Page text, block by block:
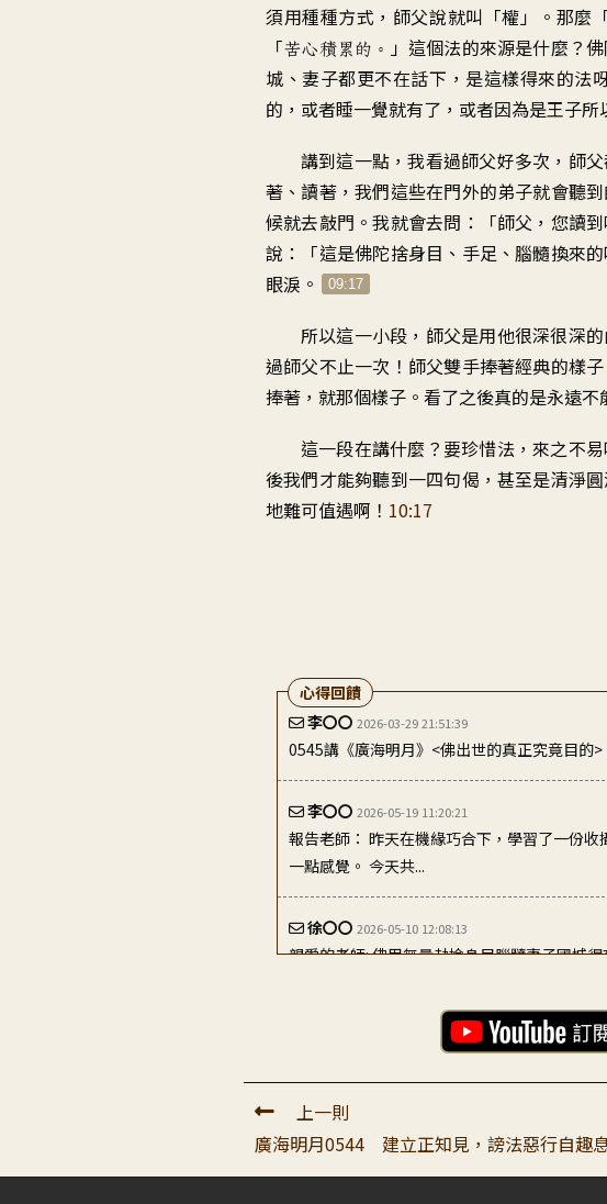
須用種種方式 ， 師父說就叫「權 」。 那麼
「苦心積累的 。 」 這個法的來源是什麼 ？
城、妻子都更不在話下 ， 是這樣得來的法
的 ， 或者睡一覺就有了 ， 或者因為是王子所
講到這一點 ，我看過師父好多次 ， 師
著、讀著，我們這些在門外的弟子就會聽
候就去敲門 。我就會去問：「師父 ， 您讀
說 ：「這是佛陀捨身目 、 手足、腦髓換來
眼淚 。 09:17
所以這一小段 ， 師父是用他很深很深的
過師父不止一次 ！ 師父雙手捧著經典的樣子
捧著 ， 就那個樣子 。 看了之後真的是永遠不
這一段在講什麼 ？要珍惜法，來之不
後我們才能夠聽到一四句偈 ，甚至是清淨
地難可值遇啊 ！ 10:17
李〇〇 2026-03-29 21:51:39
0545講《廣海明月》<佛出世的真正究竟目的
李〇〇 2026-05-19 11:20:21
報告老師： 昨天在機緣巧合下，學習了一份
一點感覺。 今天共...
徐〇〇 2026-05-10 12:08:13
親愛的老師: 佛用無量劫捨身目腦髓妻子國城
2026-03-25 22:48:14
心得回饋
上一則
廣海明月0544 建立正知見，謗法惡行自趣